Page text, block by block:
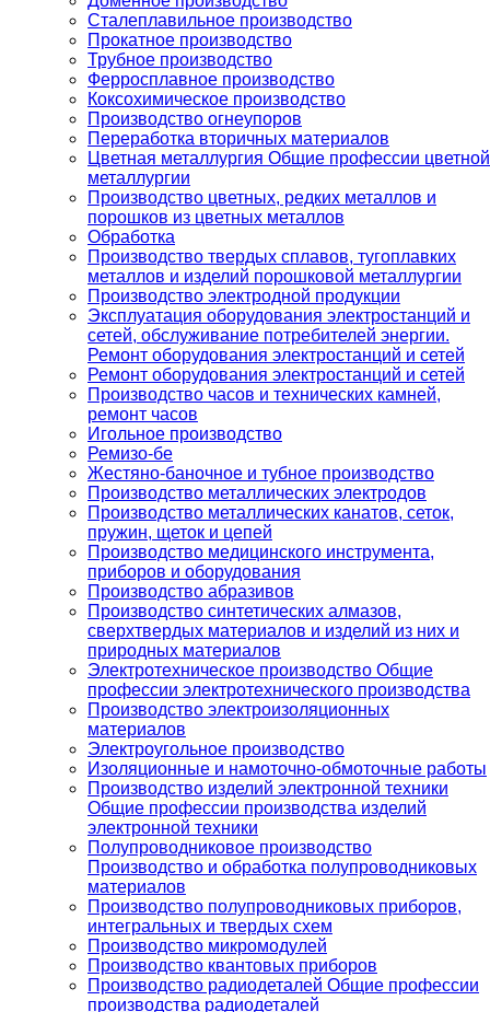
Сталеплавильное производство
Прокатное производство
Трубное производство
Ферросплавное производство
Коксохимическое производство
Производство огнеупоров
Переработка вторичных материалов
Цветная металлургия Общие профессии цветной
металлургии
Производство цветных, редких металлов и
порошков из цветных металлов
Обработка
Производство твердых сплавов, тугоплавких
металлов и изделий порошковой металлургии
Производство электродной продукции
Эксплуатация оборудования электростанций и
сетей, обслуживание потребителей энергии.
Ремонт оборудования электростанций и сетей
Ремонт оборудования электростанций и сетей
Производство часов и технических камней,
ремонт часов
Игольное производство
Ремизо-бе
Жестяно-баночное и тубное производство
Производство металлических электродов
Производство металлических канатов, сеток,
пружин, щеток и цепей
Производство медицинского инструмента,
приборов и оборудования
Производство абразивов
Производство синтетических алмазов,
сверхтвердых материалов и изделий из них и
природных материалов
Электротехническое производство Общие
профессии электротехнического производства
Производство электроизоляционных
материалов
Электроугольное производство
Изоляционные и намоточно-обмоточные работы
Производство изделий электронной техники
Общие профессии производства изделий
электронной техники
Полупроводниковое производство
Производство и обработка полупроводниковых
материалов
Производство полупроводниковых приборов,
интегральных и твердых схем
Производство микромодулей
Производство квантовых приборов
Производство радиодеталей Общие профессии
производства радиодеталей